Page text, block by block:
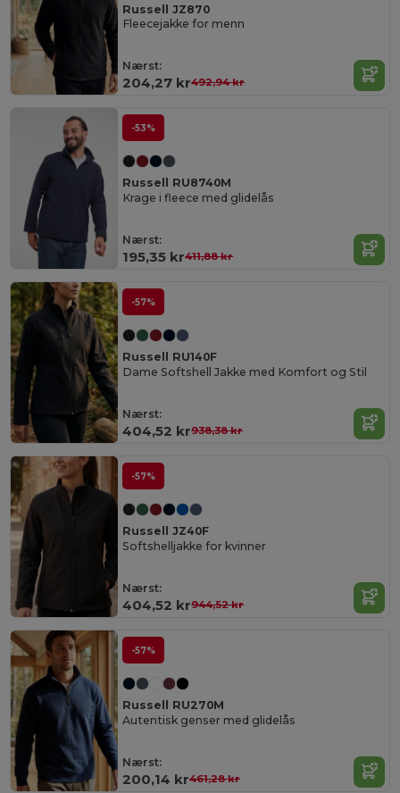
Russell JZ870
Fleecejakke for menn
Nærst:
204,27 kr492,94 kr
-53%
Russell RU8740M
Krage i fleece med glidelås
Nærst:
195,35 kr411,88 kr
-57%
Russell RU140F
Dame Softshell Jakke med Komfort og Stil
Nærst:
404,52 kr938,38 kr
-57%
Russell JZ40F
Softshelljakke for kvinner
Nærst:
404,52 kr944,52 kr
-57%
Russell RU270M
Autentisk genser med glidelås
Nærst:
200,14 kr461,28 kr